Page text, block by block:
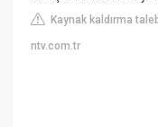
Kaynak kaldırma
ntv.com.tr